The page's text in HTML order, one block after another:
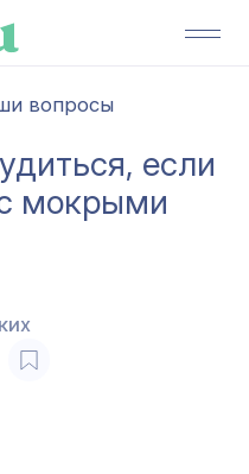
вопросы
если
мокрыми